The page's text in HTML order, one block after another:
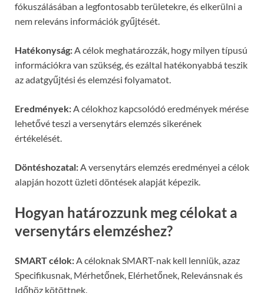
fókuszálásában a legfontosabb területekre, és elkerülni a
nem releváns információk gyűjtését.
Hatékonyság:A célok meghatározzák, hogy milyen típusú
információkra van szükség, és ezáltal hatékonyabbá teszik
az adatgyűjtési és elemzési folyamatot.
Eredmények:A célokhoz kapcsolódó eredmények mérése
lehetővé teszi a versenytárs elemzés sikerének
értékelését.
Döntéshozatal:A versenytárs elemzés eredményei a célok
alapján hozott üzleti döntések alapját képezik.
Hogyan határozzunk meg célokat a
versenytárs elemzéshez?
SMART célok:A céloknak SMART-nak kell lenniük, azaz
Specifikusnak, Mérhetőnek, Elérhetőnek, Relevánsnak és
Időhöz kötöttnek.